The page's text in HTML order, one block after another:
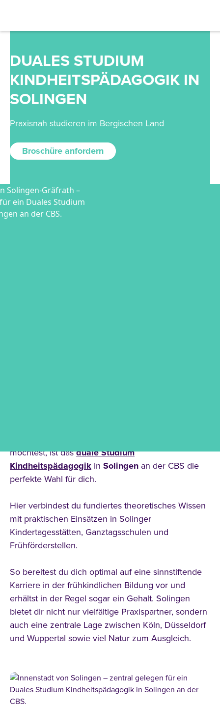
DUALES STUDIUM
KINDHEITSPÄDAGOGIK IN
SOLINGEN
Praxisnah studieren im Bergischen Land
Broschüre anfordern
möchtest, ist dasduale Studium
Kindheitspädagogik in Solingen an der CBS die
perfekte Wahl für dich.
Hier verbindest du fundiertes theoretisches Wissen
mit praktischen Einsätzen in Solinger
Kindertagesstätten, Ganztagsschulen und
Frühförderstellen.
So bereitest du dich optimal auf eine sinnstiftende
Karriere in der frühkindlichen Bildung vor und
erhältst in der Regel sogar ein Gehalt. Solingen
bietet dir nicht nur vielfältige Praxispartner, sondern
auch eine zentrale Lage zwischen Köln, Düsseldorf
und Wuppertal sowie viel Natur zum Ausgleich.